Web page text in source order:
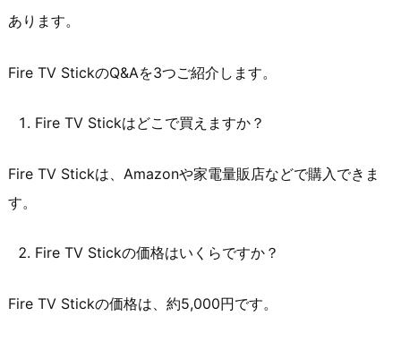
あります。
Fire TV StickのQ&Aを3つご紹介します。
Fire TV Stickはどこで買えますか？
Fire TV Stickは、Amazonや家電量販店などで購入できま
す。
Fire TV Stickの価格はいくらですか？
Fire TV Stickの価格は、約5,000円です。